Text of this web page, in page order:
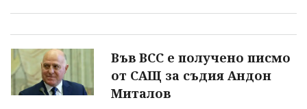
Във ВСС е получено писмо
от САЩ за съдия Андон
Миталов